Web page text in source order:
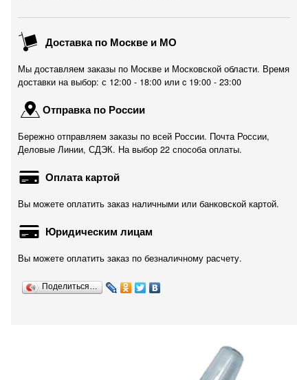
Доставка по Москве и МО
Мы доставляем заказы по Москве и Московской области. Время
доставки на выбор: с 12:00 - 18:00 или c 19:00 - 23:00
Отправка по России
Бережно отправляем заказы по всей России. Почта России,
Деловые Линии, СДЭК. На выбор 22 способа оплаты.
Оплата картой
Вы можете оплатить заказ наличными или банковской картой.
Юридическим лицам
Вы можете оплатить заказ по безналичному расчету.
Поделиться…